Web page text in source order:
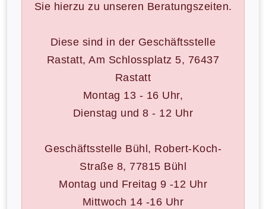
Sie hierzu zu unseren Beratungszeiten.
Diese sind in der Geschäftsstelle
Rastatt, Am Schlossplatz 5, 76437
Rastatt
Montag 13 - 16 Uhr,
Dienstag und 8 - 12 Uhr
Geschäftsstelle Bühl, Robert-Koch-
Straße 8, 77815 Bühl
Montag und Freitag 9 -12 Uhr
Mittwoch 14 -16 Uhr